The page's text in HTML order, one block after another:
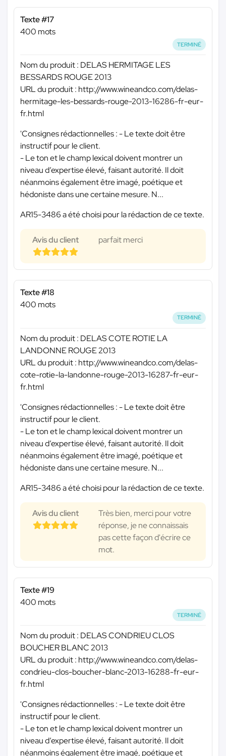
Texte #17
400 mots
TERMINÉ
Nom du produit : DELAS HERMITAGE LES
BESSARDS ROUGE 2013
URL du produit : http://www.wineandco.com/delas-
hermitage-les-bessards-rouge-2013-16286-fr-eur-
fr.html
'Consignes rédactionnelles : - Le texte doit être
instructif pour le client.
- Le ton et le champ lexical doivent montrer un
niveau d’expertise élevé, faisant autorité. Il doit
néanmoins également être imagé, poétique et
hédoniste dans une certaine mesure. N...
AR15-3486 a été choisi pour la rédaction de ce texte.
Avis du client parfait merci
Texte #18
400 mots
TERMINÉ
Nom du produit : DELAS COTE ROTIE LA
LANDONNE ROUGE 2013
URL du produit : http://www.wineandco.com/delas-
cote-rotie-la-landonne-rouge-2013-16287-fr-eur-
fr.html
'Consignes rédactionnelles : - Le texte doit être
instructif pour le client.
- Le ton et le champ lexical doivent montrer un
niveau d’expertise élevé, faisant autorité. Il doit
néanmoins également être imagé, poétique et
hédoniste dans une certaine mesure. N...
AR15-3486 a été choisi pour la rédaction de ce texte.
Avis du client
Très bien, merci pour votre
réponse, je ne connaissais
pas cette façon d'écrire ce
mot.
Texte #19
400 mots
TERMINÉ
Nom du produit : DELAS CONDRIEU CLOS
BOUCHER BLANC 2013
URL du produit : http://www.wineandco.com/delas-
condrieu-clos-boucher-blanc-2013-16288-fr-eur-
fr.html
'Consignes rédactionnelles : - Le texte doit être
instructif pour le client.
- Le ton et le champ lexical doivent montrer un
niveau d’expertise élevé, faisant autorité. Il doit
néanmoins également être imagé, poétique et